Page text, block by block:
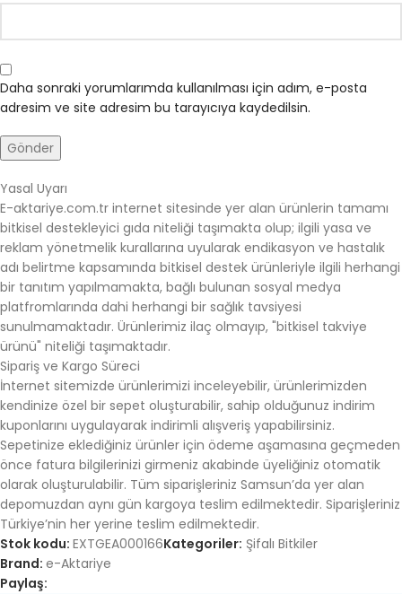
Daha sonraki yorumlarımda kullanılması için adım, e-posta
adresim ve site adresim bu tarayıcıya kaydedilsin.
Yasal Uyarı
E-aktariye.com.tr internet sitesinde yer alan ürünlerin tamamı
bitkisel destekleyici gıda niteliği taşımakta olup; ilgili yasa ve
reklam yönetmelik kurallarına uyularak endikasyon ve hastalık
adı belirtme kapsamında bitkisel destek ürünleriyle ilgili herhangi
bir tanıtım yapılmamakta, bağlı bulunan sosyal medya
platfromlarında dahi herhangi bir sağlık tavsiyesi
sunulmamaktadır. Ürünlerimiz ilaç olmayıp, "bitkisel takviye
ürünü" niteliği taşımaktadır.
Sipariş ve Kargo Süreci
İnternet sitemizde ürünlerimizi inceleyebilir, ürünlerimizden
kendinize özel bir sepet oluşturabilir, sahip olduğunuz indirim
kuponlarını uygulayarak indirimli alışveriş yapabilirsiniz.
Sepetinize eklediğiniz ürünler için ödeme aşamasına geçmeden
önce fatura bilgilerinizi girmeniz akabinde üyeliğiniz otomatik
olarak oluşturulabilir. Tüm siparişleriniz Samsun’da yer alan
depomuzdan aynı gün kargoya teslim edilmektedir. Siparişleriniz
Türkiye’nin her yerine teslim edilmektedir.
Stok kodu: EXTGEA000166Kategoriler: Şifalı Bitkiler
Brand: e-Aktariye
Paylaş: